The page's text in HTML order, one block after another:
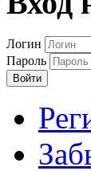
Логин
Пароль
Войти